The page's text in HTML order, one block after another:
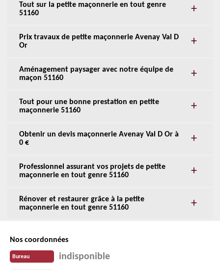
Tout sur la petite maçonnerie en tout genre
51160
Prix travaux de petite maçonnerie Avenay Val D
Or
Aménagement paysager avec notre équipe de
maçon 51160
Tout pour une bonne prestation en petite
maçonnerie 51160
Obtenir un devis maçonnerie Avenay Val D Or à
0 €
Professionnel assurant vos projets de petite
maçonnerie en tout genre 51160
Rénover et restaurer grâce à la petite
maçonnerie en tout genre 51160
Nos coordonnées
Bureau indisponible